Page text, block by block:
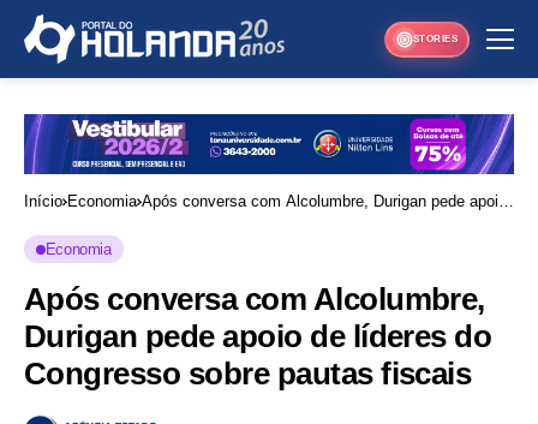
STORIES
Início Economia Após conversa com Alcolumbre, Durigan pede apoio
Economia
Após conversa com Alcolumbre,
Durigan pede apoio de líderes do
Congresso sobre pautas fiscais